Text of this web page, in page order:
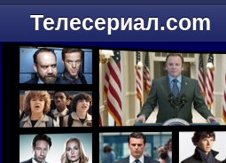
Телесериал.com